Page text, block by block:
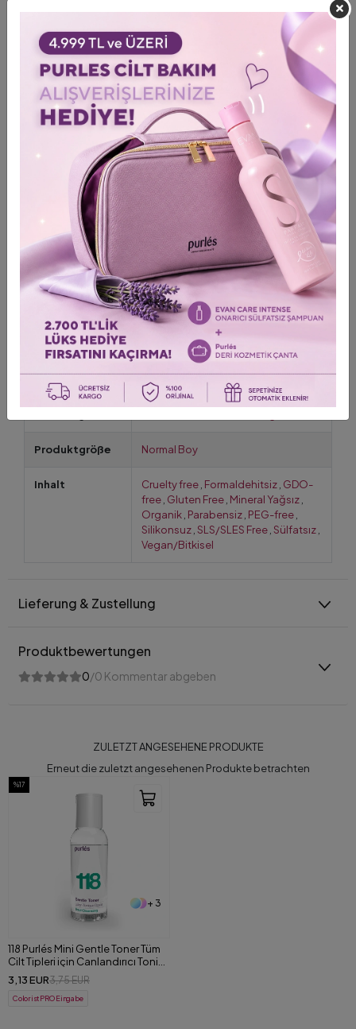
İÇERİĞİ DOĞAL MENŞELİ, PARABEN İÇERMEZ, SLS/SLES
YOK, MİNERAL YAĞ İÇERMEZ, VEGAN, SİLİKON İÇERMEZ,
HAYVANLAR ÜZERİNDE TEST EDİLMEMİŞTİR, GDO
İÇERMEZ, TRİETANOLAMİN İÇERMEZ, PETROKİMYA
İÇERMEZ, GLUTEN İÇERMEZ
Geschlecht Erkek,Frau
Art der Pflege Temizleme / Peeling
Entferner / Tonic
Kişisel Bakım
Produktgröße Normal Boy
Inhalt Cruelty free Formaldehitsiz GDO-
free Gluten Free Mineral Yağsız
Organik Parabensiz PEG-free
Silikonsuz SLS/SLES Free Sülfatsız
Vegan/Bitkisel
Lieferung & Zustellung
Produktbewertungen
0/0 Kommentar abgeben
ZULETZT ANGESEHENE PRODUKTE
Erneut die zuletzt angesehenen Produkte betrachten
%17
+ 3
118 Purlés Mini Gentle Toner Tüm
Cilt Tipleri için Canlandırıcı Tonik
25 ml
3,13 EUR3,75 EUR
ColoristPRO Eingabe